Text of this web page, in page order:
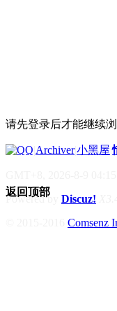
请先登录后才能继续
Archiver|小黑屋|
Powered by Discuz!
Comsenz
返回顶部